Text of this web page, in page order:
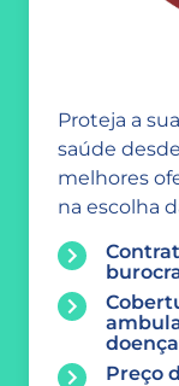
Proteja a
saúde
melhores
na escolha
Preço